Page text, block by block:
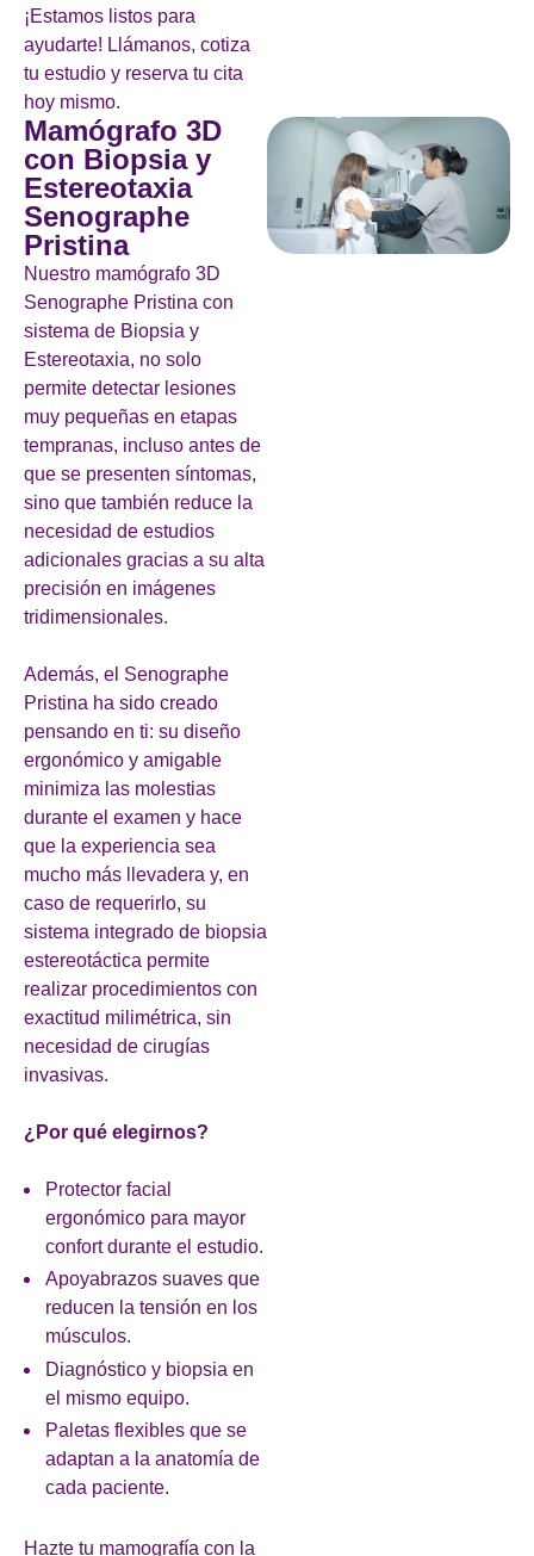
¡Estamos listos para
ayudarte! Llámanos, cotiza
tu estudio y reserva tu cita
hoy mismo.
Mamógrafo 3D
con Biopsia y
Estereotaxia
Senographe
Pristina
Nuestro mamógrafo 3D
Senographe Pristina con
sistema de Biopsia y
Estereotaxia, no solo
permite detectar lesiones
muy pequeñas en etapas
tempranas, incluso antes de
que se presenten síntomas,
sino que también reduce la
necesidad de estudios
adicionales gracias a su alta
precisión en imágenes
tridimensionales.
Además, el Senographe
Pristina ha sido creado
pensando en ti: su diseño
ergonómico y amigable
minimiza las molestias
durante el examen y hace
que la experiencia sea
mucho más llevadera y, en
caso de requerirlo, su
sistema integrado de biopsia
estereotáctica permite
realizar procedimientos con
exactitud milimétrica, sin
necesidad de cirugías
invasivas.
¿Por qué elegirnos?
Protector facial
ergonómico para mayor
confort durante el estudio.
Apoyabrazos suaves que
reducen la tensión en los
músculos.
Diagnóstico y biopsia en
el mismo equipo.
Paletas flexibles que se
adaptan a la anatomía de
cada paciente.
Hazte tu mamografía con la